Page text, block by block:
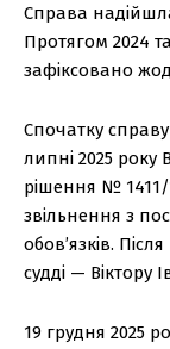
Справа
Протягом 2024
зафіксовано
Спочатку
липні 2025
рішення №
звільнення з
обов’язків.
судді — Віктору
19 грудня 2025